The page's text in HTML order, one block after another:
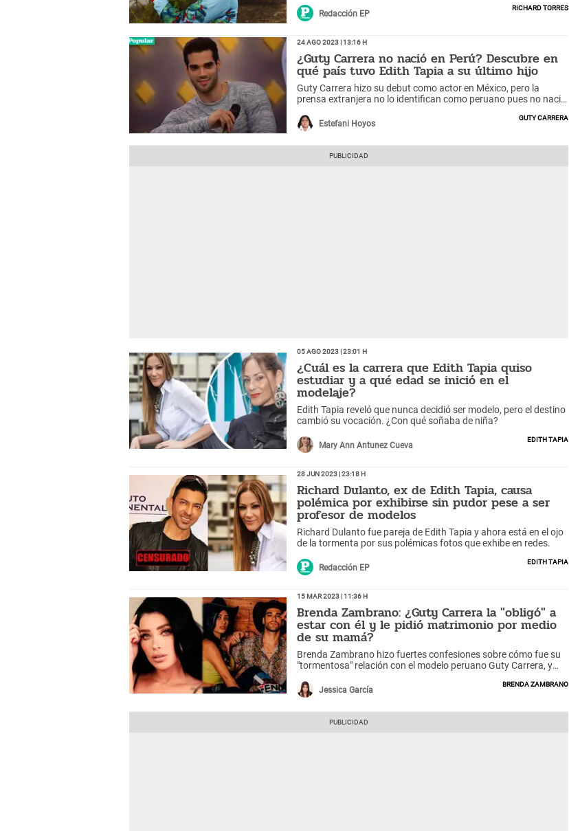
Redacción EP
Richard Torres
24 Ago 2023 | 13:16 h
¿Guty Carrera no nació en Perú? Descubre en
qué país tuvo Edith Tapia a su último hijo
Guty Carrera hizo su debut como actor en México, pero la
prensa extranjera no lo identifican como peruano pues no nació
Estefani Hoyos
Guty Carrera
05 Ago 2023 | 23:01 h
¿Cuál es la carrera que Edith Tapia quiso
estudiar y a qué edad se inició en el
modelaje?
Edith Tapia reveló que nunca decidió ser modelo, pero el destino
cambió su vocación. ¿Con qué soñaba de niña?
Mary Ann Antunez Cueva
Edith Tapia
28 Jun 2023 | 23:18 h
Richard Dulanto, ex de Edith Tapia, causa
polémica por exhibirse sin pudor pese a ser
profesor de modelos
Richard Dulanto fue pareja de Edith Tapia y ahora está en el ojo
de la tormenta por sus polémicas fotos que exhibe en redes.
Redacción EP
Edith Tapia
15 Mar 2023 | 11:36 h
Brenda Zambrano: ¿Guty Carrera la "obligó" a
estar con él y le pidió matrimonio por medio
de su mamá?
Brenda Zambrano hizo fuertes confesiones sobre cómo fue su
"tormentosa" relación con el modelo peruano Guty Carrera, y
Jessica García
Brenda Zambrano